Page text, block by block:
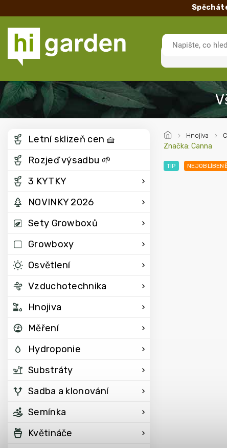
/ Hnojiva /
Letní sklizeň cen 🧺
Rozjeď výsadbu 🌱
3 KYTKY
NOVINKY 2026
Sety Growboxů
Growboxy
Osvětlení
Vzduchotechnika
Hnojiva
Měření
Hydroponie
Substráty
Sadba a klonování
Semínka
Květináče
TIP
Značka: Canna